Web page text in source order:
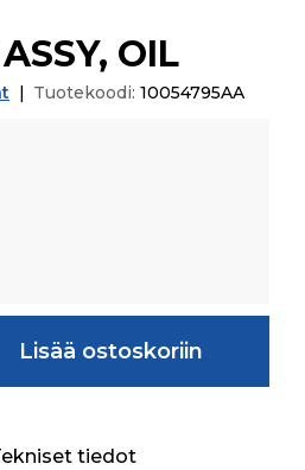
OIL
Tuotekoodi: 10054795AA
Lisää ostoskoriin
tiedot